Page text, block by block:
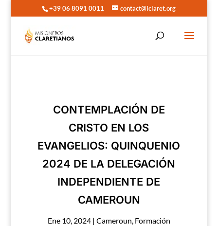
+39 06 8091 0011 contact@iclaret.org
CONTEMPLACIÓN DE
CRISTO EN LOS
EVANGELIOS: QUINQUENIO
2024 DE LA DELEGACIÓN
INDEPENDIENTE DE
CAMEROUN
Ene 10, 2024| Cameroun, Formación